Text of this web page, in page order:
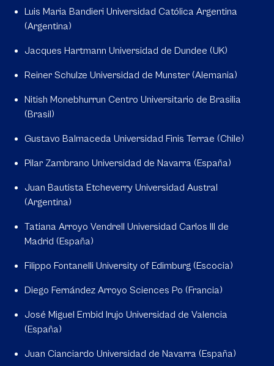
Luis Maria Bandieri Universidad Católica Argentina
(Argentina)
Jacques Hartmann Universidad de Dundee (UK)
Reiner Schulze Universidad de Munster (Alemania)
Nitish Monebhurrun Centro Universitario de Brasilia
(Brasil)
Gustavo Balmaceda Universidad Finis Terrae (Chile)
Pilar Zambrano Universidad de Navarra (España)
Juan Bautista Etcheverry Universidad Austral
(Argentina)
Tatiana Arroyo Vendrell Universidad Carlos III de
Madrid (España)
Filippo Fontanelli University of Edimburg (Escocia)
Diego Fernández Arroyo Sciences Po (Francia)
José Miguel Embid Irujo Universidad de Valencia
(España)
Juan Cianciardo Universidad de Navarra (España)